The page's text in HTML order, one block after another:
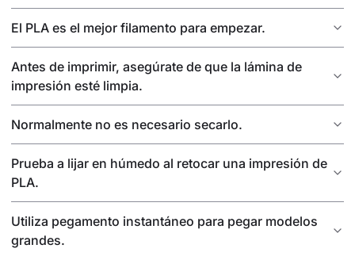
El PLA es el mejor filamento para empezar.
Antes de imprimir, asegúrate de que la lámina de
impresión esté limpia.
Normalmente no es necesario secarlo.
Prueba a lijar en húmedo al retocar una impresión de
PLA.
Utiliza pegamento instantáneo para pegar modelos
grandes.